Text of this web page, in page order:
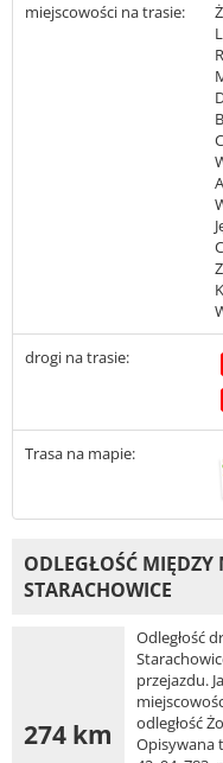
miejscowości na trasie:
drogi na trasie:
Trasa na mapie:
ODLEGŁOŚĆ MIĘDZY
STARACHOWICE
274 km
Odległość
przejazdu.
odległość
Opisywana